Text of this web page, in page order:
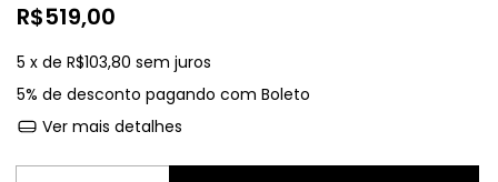
R$519,00
5 x de R$103,80 sem juros
5% de desconto pagando com Boleto
Ver mais detalhes